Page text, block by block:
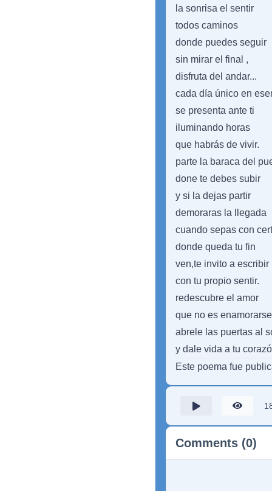
la sonrisa el sentir
todos caminos
donde puedes seguir
sin mirar el final ,
disfruta del andar...
cada día único en
se presenta ante ti
iluminando horas
que habrás de vivir.
parte la baraca del
done te debes subir
y si la dejas partir
demoraras la llegada
cuando sepas con
donde queda tu fin
ven,te invito a escribir
con tu propio sentir.
redescubre el amor
que no es enamorarse
abrele las puertas al
y dale vida a tu
Este poema fue
Comments (0)